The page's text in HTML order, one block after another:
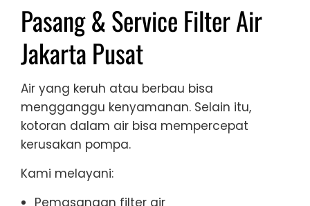
Pasang & Service Filter Air
Jakarta Pusat
Air yang keruh atau berbau bisa
mengganggu kenyamanan. Selain itu,
kotoran dalam air bisa mempercepat
kerusakan pompa.
Kami melayani:
Pemasangan filter air